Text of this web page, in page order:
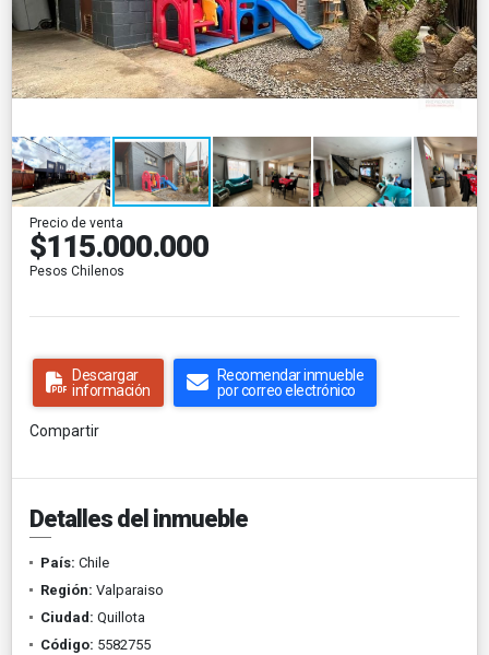
Precio de venta
$115.000.000
Pesos Chilenos
Descargar
información
Recomendar inmueble
por correo electrónico
Compartir
Detalles del inmueble
País: Chile
Región: Valparaiso
Ciudad: Quillota
Código: 5582755